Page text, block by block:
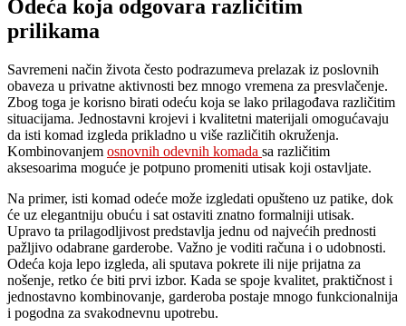
Odeća koja odgovara različitim
prilikama
Savremeni način života često podrazumeva prelazak iz poslovnih
obaveza u privatne aktivnosti bez mnogo vremena za presvlačenje.
Zbog toga je korisno birati odeću koja se lako prilagođava različitim
situacijama. Jednostavni krojevi i kvalitetni materijali omogućavaju
da isti komad izgleda prikladno u više različitih okruženja.
Kombinovanjem osnovnih odevnih komada sa različitim
aksesoarima moguće je potpuno promeniti utisak koji ostavljate.
Na primer, isti komad odeće može izgledati opušteno uz patike, dok
će uz elegantniju obuću i sat ostaviti znatno formalniji utisak.
Upravo ta prilagodljivost predstavlja jednu od najvećih prednosti
pažljivo odabrane garderobe. Važno je voditi računa i o udobnosti.
Odeća koja lepo izgleda, ali sputava pokrete ili nije prijatna za
nošenje, retko će biti prvi izbor. Kada se spoje kvalitet, praktičnost i
jednostavno kombinovanje, garderoba postaje mnogo funkcionalnija
i pogodna za svakodnevnu upotrebu.